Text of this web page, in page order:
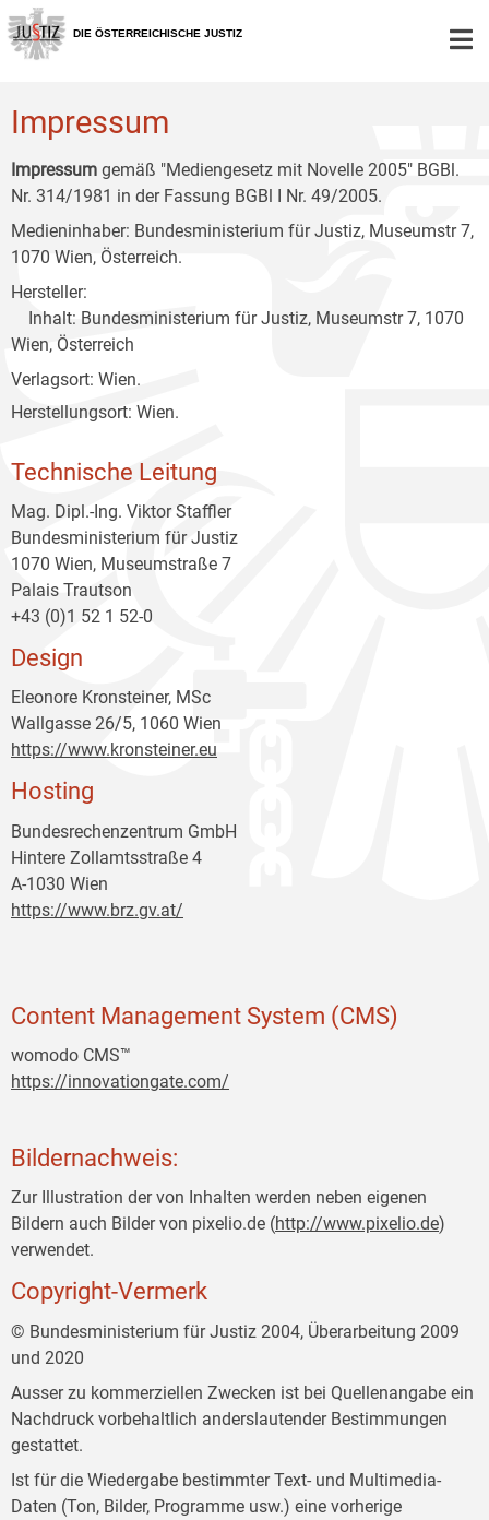
Zur
Hauptnavigation
[1]
Zum
Inhalt
[2]
Zum
Untermenü
[3]
DIE ÖSTERREICHISCHE JUSTIZ
Impressum
Impressum gemäß "Mediengesetz mit Novelle 2005" BGBl.
Nr. 314/1981 in der Fassung BGBl I Nr. 49/2005.
Medieninhaber: Bundesministerium für Justiz, Museumstr 7,
1070 Wien, Österreich.
Hersteller:
Inhalt: Bundesministerium für Justiz, Museumstr 7, 1070
Wien, Österreich
Verlagsort: Wien.
Herstellungsort: Wien.
Technische Leitung
Mag. Dipl.-Ing. Viktor Staffler
Bundesministerium für Justiz
1070 Wien, Museumstraße 7
Palais Trautson
+43 (0)1 52 1 52-0
Design
Eleonore Kronsteiner, MSc
Wallgasse 26/5, 1060 Wien
https://www.kronsteiner.eu
Hosting
Bundesrechenzentrum GmbH
Hintere Zollamtsstraße 4
A-1030 Wien
https://www.brz.gv.at/
Content Management System (CMS)
womodo CMS™
https://innovationgate.com/
Bildernachweis:
Zur Illustration der von Inhalten werden neben eigenen
Bildern auch Bilder von pixelio.de (http://www.pixelio.de)
verwendet.
Copyright-Vermerk
© Bundesministerium für Justiz 2004, Überarbeitung 2009
und 2020
Ausser zu kommerziellen Zwecken ist bei Quellenangabe ein
Nachdruck vorbehaltlich anderslautender Bestimmungen
gestattet.
Ist für die Wiedergabe bestimmter Text- und Multimedia-
Daten (Ton, Bilder, Programme usw.) eine vorherige